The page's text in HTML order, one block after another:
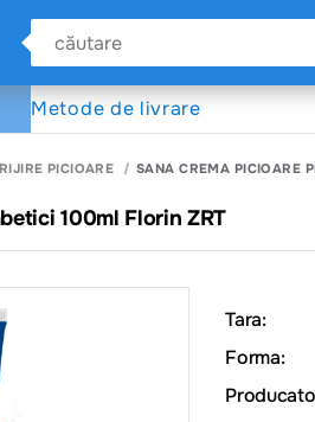
Metode de livrare
PICIOARE SANA CREMA PICIOARE
100ml Florin ZRT
Tara:
Forma: